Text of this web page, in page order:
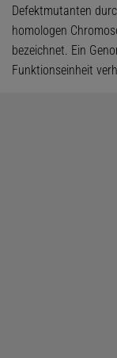
Defektmutanten
homologen
bezeichnet. Ein
Funktionseinheit